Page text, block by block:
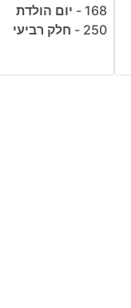
168 - יום הולדת
250 - חלק רביעי